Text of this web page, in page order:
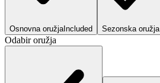
Osnovna oružja Included Sezonska oružja
Odabir oružja